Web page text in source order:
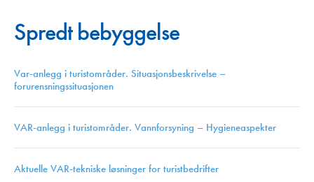
Spredt bebyggelse
Var-anlegg i turistområder. Situasjonsbeskrivelse –
forurensningssituasjonen
VAR-anlegg i turistområder. Vannforsyning – Hygieneaspekter
Aktuelle VAR-tekniske løsninger for turistbedrifter